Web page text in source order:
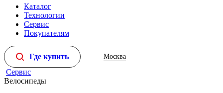
Каталог
Технологии
Сервис
Покупателям
Где купить Москва
Сервис
Велосипеды